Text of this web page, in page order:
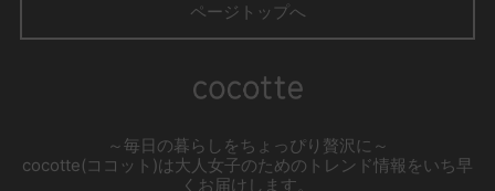
ページトップへ
～毎日の暮らしをちょっぴり贅沢に～
cocotte(ココット)は大人女子のためのトレンド情報をいち早
くお届けします。